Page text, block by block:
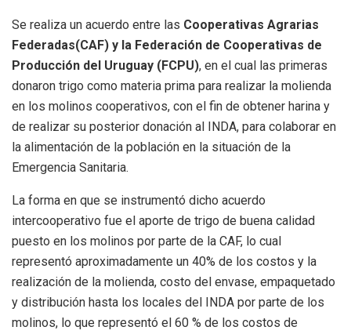
Se realiza un acuerdo entre las Cooperativas Agrarias
Federadas(CAF) y la Federación de Cooperativas de
Producción del Uruguay (FCPU), en el cual las primeras
donaron trigo como materia prima para realizar la molienda
en los molinos cooperativos, con el fin de obtener harina y
de realizar su posterior donación al INDA, para colaborar en
la alimentación de la población en la situación de la
Emergencia Sanitaria.
La forma en que se instrumentó dicho acuerdo
intercooperativo fue el aporte de trigo de buena calidad
puesto en los molinos por parte de la CAF, lo cual
representó aproximadamente un 40% de los costos y la
realización de la molienda, costo del envase, empaquetado
y distribución hasta los locales del INDA por parte de los
molinos, lo que representó el 60 % de los costos de